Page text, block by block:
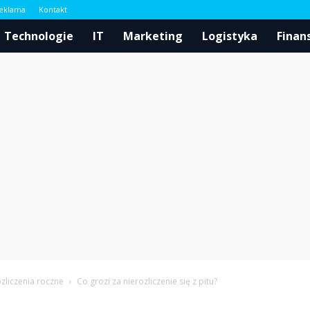
Kontakt
Technologie IT Marketing Logistyka
roczne Co grozi za nierozliczenie się z pitu?